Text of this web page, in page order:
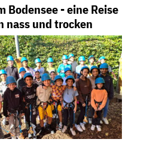
Bodensee - eine Reise
nass und trocken